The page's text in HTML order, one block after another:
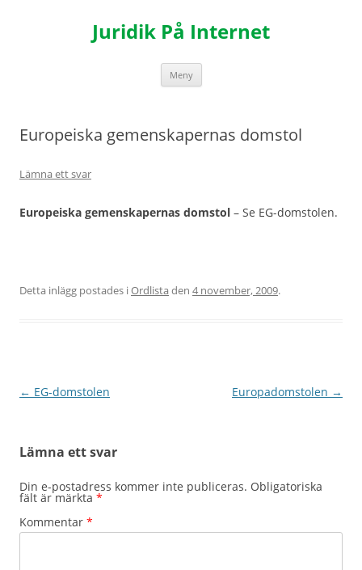
Juridik På Internet
Meny
Europeiska gemenskapernas domstol
Lämna ett svar
Europeiska gemenskapernas domstol – Se EG-domstolen.
Detta inlägg postades iOrdlistaden 4 november, 2009.
Inläggsnavigering
← EG-domstolen Europadomstolen →
Lämna ett svar
Din e-postadress kommer inte publiceras. Obligatoriska
fält är märkta *
Kommentar *